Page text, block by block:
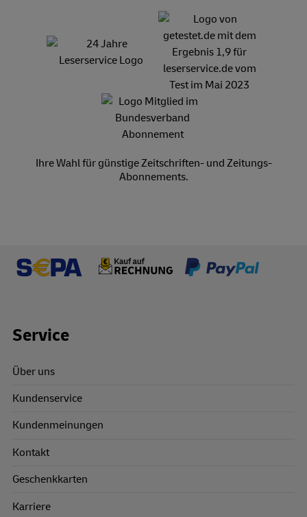
Ihre Wahl für günstige Zeitschriften- und Zeitungs-
Abonnements.
Footer Links
Service
Über uns
Kundenservice
Kundenmeinungen
Kontakt
Geschenkkarten
Karriere